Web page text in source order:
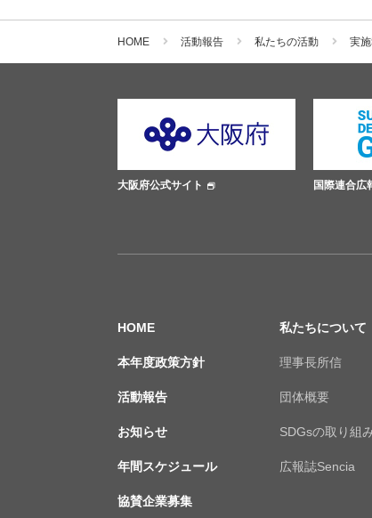
HOME 活動報告 私たちの活動 実
国際連合広報センター ささ
HOME
本年度政策方針
活動報告
お知らせ
年間スケジュール
協賛企業募集
私たちについて
理事長所信
団体概要
SDGsの取り組
広報誌Sencia